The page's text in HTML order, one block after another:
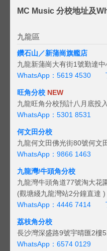
MC Music 分校地址及
九龍區
鑽石山／新蒲崗旗艦店
九龍新蒲崗大有街1號勤達
WhatsApp：5619 4530
旺角分校 NEW
九龍旺角分校預計八月底投
WhatsApp：5301 8531
何文田分校
九龍何文田佛光街80號何文
WhatsApp：9866 1463
九龍灣/牛頭角分校
九龍灣牛頭角道77號淘大花
(觀塘綫九龍灣站2分鐘直達 )
WhatsApp：4446 7414
荔枝角分校
長沙灣深盛路9號宇晴匯2樓
WhatsApp：6574 0129